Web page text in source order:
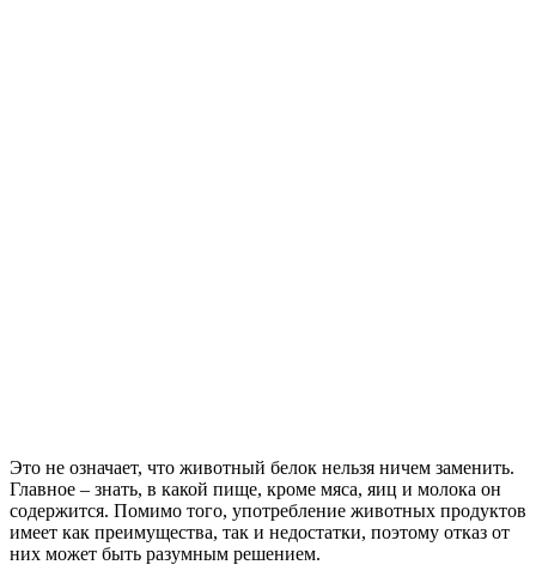
Это не означает, что животный белок нельзя ничем заменить.
Главное – знать, в какой пище, кроме мяса, яиц и молока он
содержится. Помимо того, употребление животных продуктов
имеет как преимущества, так и недостатки, поэтому отказ от
них может быть разумным решением.